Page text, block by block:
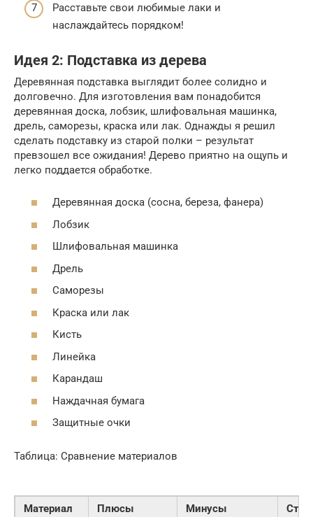
Расставьте свои любимые лаки и
наслаждайтесь порядком!
Идея 2: Подставка из дерева
Деревянная подставка выглядит более солидно и
долговечно. Для изготовления вам понадобится
деревянная доска, лобзик, шлифовальная машинка,
дрель, саморезы, краска или лак. Однажды я решил
сделать подставку из старой полки – результат
превзошел все ожидания! Дерево приятно на ощупь и
легко поддается обработке.
Деревянная доска (сосна, береза, фанера)
Лобзик
Шлифовальная машинка
Дрель
Саморезы
Краска или лак
Кисть
Линейка
Карандаш
Наждачная бумага
Защитные очки
Таблица: Сравнение материалов
Материал Плюсы Минусы